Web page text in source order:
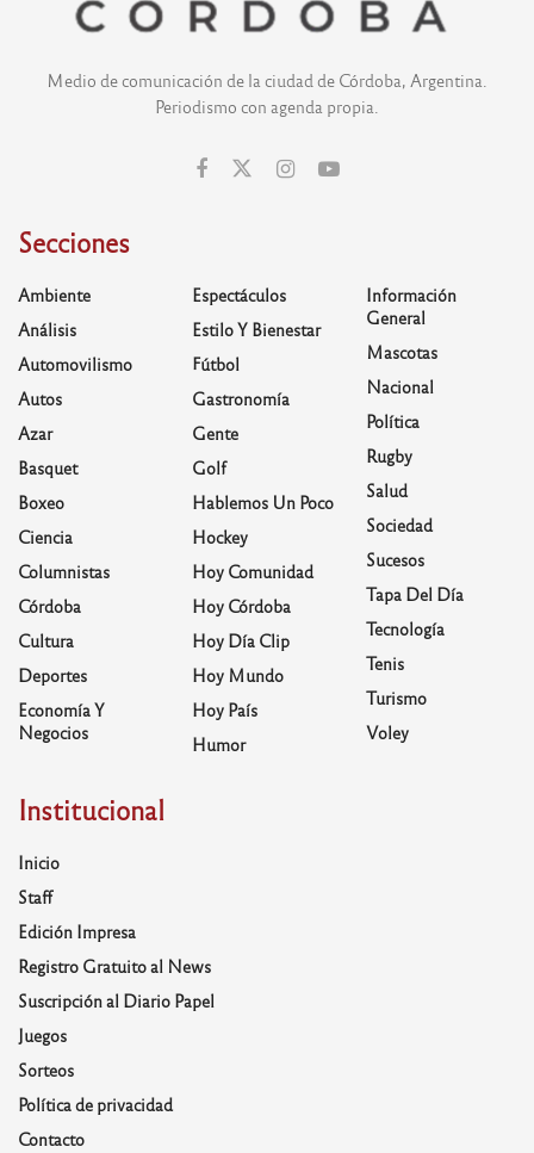
Medio de comunicación de la ciudad de Córdoba, Argentina.
Periodismo con agenda propia.
Secciones
Ambiente
Análisis
Automovilismo
Autos
Azar
Basquet
Boxeo
Ciencia
Columnistas
Córdoba
Cultura
Deportes
Economía Y
Negocios
Espectáculos
Estilo Y Bienestar
Fútbol
Gastronomía
Gente
Golf
Hablemos Un Poco
Hockey
Hoy Comunidad
Hoy Córdoba
Hoy Día Clip
Hoy Mundo
Hoy País
Humor
Información
General
Mascotas
Nacional
Política
Rugby
Salud
Sociedad
Sucesos
Tapa Del Día
Tecnología
Tenis
Turismo
Voley
Institucional
Inicio
Staff
Edición Impresa
Registro Gratuito al News
Suscripción al Diario Papel
Juegos
Sorteos
Política de privacidad
Contacto